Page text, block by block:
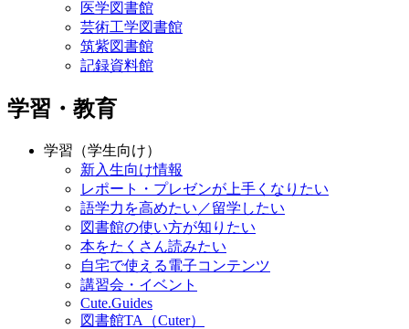
医学図書館
芸術工学図書館
筑紫図書館
記録資料館
学習・教育
学習（学生向け）
新入生向け情報
レポート・プレゼンが上手くなりたい
語学力を高めたい／留学したい
図書館の使い方が知りたい
本をたくさん読みたい
自宅で使える電子コンテンツ
講習会・イベント
Cute.Guides
図書館TA（Cuter）